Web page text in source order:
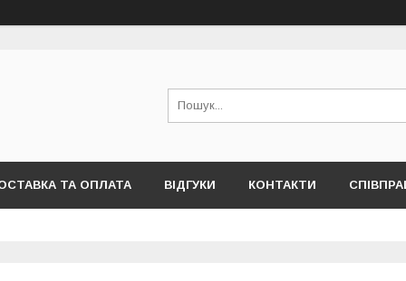
ТА ОПЛАТА ВІДГУКИ КОНТАКТИ